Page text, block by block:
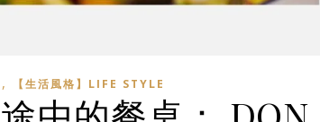
, 【生活風格】LIFE STYLE